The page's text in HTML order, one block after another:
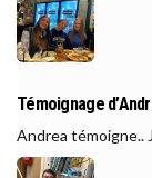
Témoignage
Andrea témoigne..